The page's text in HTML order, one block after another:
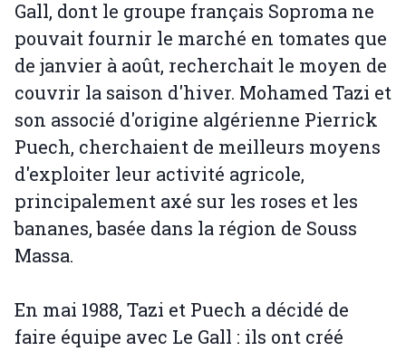
Gall, dont le groupe français Soproma ne
pouvait fournir le marché en tomates que
de janvier à août, recherchait le moyen de
couvrir la saison d'hiver. Mohamed Tazi et
son associé d'origine algérienne Pierrick
Puech, cherchaient de meilleurs moyens
d'exploiter leur activité agricole,
principalement axé sur les roses et les
bananes, basée dans la région de Souss
Massa.
En mai 1988, Tazi et Puech a décidé de
faire équipe avec Le Gall : ils ont créé